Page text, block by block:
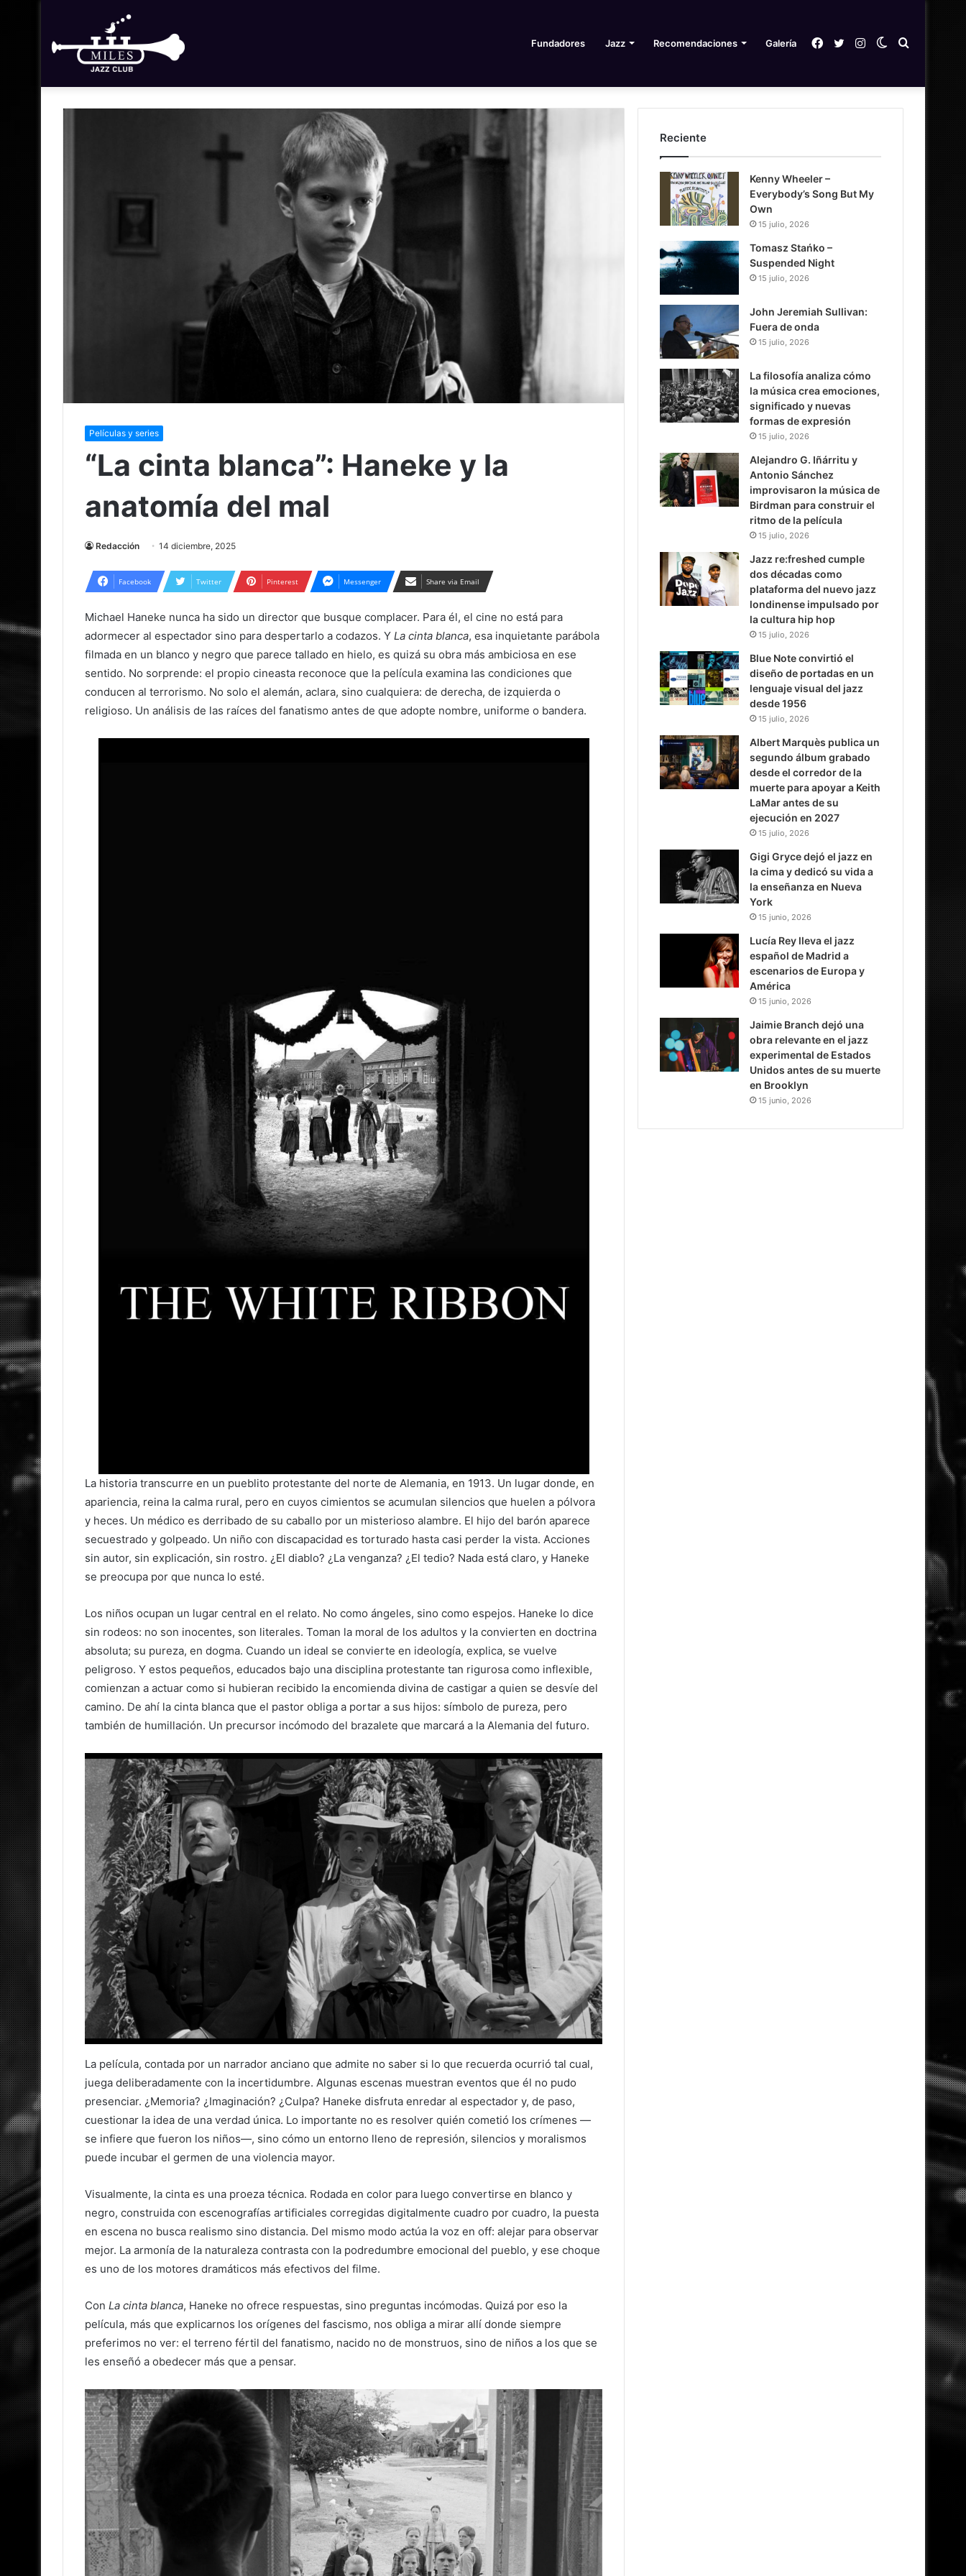
Fundadores Jazz Recomendaciones Galería Search
Switch
Instagram
Twitter
Facebook
Películas y series
“La cinta blanca”: Haneke y la
anatomía del mal
Redacción 14 diciembre, 2025
Facebook Twitter Pinterest Messenger Share via Email
Michael Haneke nunca ha sido un director que busque complacer. Para él, el cine no está para
adormecer al espectador sino para despertarlo a codazos. Y La cinta blanca, esa inquietante parábola
filmada en un blanco y negro que parece tallado en hielo, es quizá su obra más ambiciosa en ese
sentido. No sorprende: el propio cineasta reconoce que la película examina las condiciones que
conducen al terrorismo. No solo el alemán, aclara, sino cualquiera: de derecha, de izquierda o
religioso. Un análisis de las raíces del fanatismo antes de que adopte nombre, uniforme o bandera.
La historia transcurre en un pueblito protestante del norte de Alemania, en 1913. Un lugar donde, en
apariencia, reina la calma rural, pero en cuyos cimientos se acumulan silencios que huelen a pólvora
y heces. Un médico es derribado de su caballo por un misterioso alambre. El hijo del barón aparece
secuestrado y golpeado. Un niño con discapacidad es torturado hasta casi perder la vista. Acciones
sin autor, sin explicación, sin rostro. ¿El diablo? ¿La venganza? ¿El tedio? Nada está claro, y Haneke
se preocupa por que nunca lo esté.
Los niños ocupan un lugar central en el relato. No como ángeles, sino como espejos. Haneke lo dice
sin rodeos: no son inocentes, son literales. Toman la moral de los adultos y la convierten en doctrina
absoluta; su pureza, en dogma. Cuando un ideal se convierte en ideología, explica, se vuelve
peligroso. Y estos pequeños, educados bajo una disciplina protestante tan rigurosa como inflexible,
comienzan a actuar como si hubieran recibido la encomienda divina de castigar a quien se desvíe del
camino. De ahí la cinta blanca que el pastor obliga a portar a sus hijos: símbolo de pureza, pero
también de humillación. Un precursor incómodo del brazalete que marcará a la Alemania del futuro.
La película, contada por un narrador anciano que admite no saber si lo que recuerda ocurrió tal cual,
juega deliberadamente con la incertidumbre. Algunas escenas muestran eventos que él no pudo
presenciar. ¿Memoria? ¿Imaginación? ¿Culpa? Haneke disfruta enredar al espectador y, de paso,
cuestionar la idea de una verdad única. Lo importante no es resolver quién cometió los crímenes —
se infiere que fueron los niños—, sino cómo un entorno lleno de represión, silencios y moralismos
puede incubar el germen de una violencia mayor.
Visualmente, la cinta es una proeza técnica. Rodada en color para luego convertirse en blanco y
negro, construida con escenografías artificiales corregidas digitalmente cuadro por cuadro, la puesta
en escena no busca realismo sino distancia. Del mismo modo actúa la voz en off: alejar para observar
mejor. La armonía de la naturaleza contrasta con la podredumbre emocional del pueblo, y ese choque
es uno de los motores dramáticos más efectivos del filme.
Con La cinta blanca, Haneke no ofrece respuestas, sino preguntas incómodas. Quizá por eso la
película, más que explicarnos los orígenes del fascismo, nos obliga a mirar allí donde siempre
preferimos no ver: el terreno fértil del fanatismo, nacido no de monstruos, sino de niños a los que se
les enseñó a obedecer más que a pensar.
Reciente
Kenny Wheeler –
Everybody’s Song But My
Own
15 julio, 2026
Tomasz Stańko –
Suspended Night
15 julio, 2026
John Jeremiah Sullivan:
Fuera de onda
15 julio, 2026
La filosofía analiza cómo
la música crea emociones,
significado y nuevas
formas de expresión
15 julio, 2026
Alejandro G. Iñárritu y
Antonio Sánchez
improvisaron la música de
Birdman para construir el
ritmo de la película
15 julio, 2026
Jazz re:freshed cumple
dos décadas como
plataforma del nuevo jazz
londinense impulsado por
la cultura hip hop
15 julio, 2026
Blue Note convirtió el
diseño de portadas en un
lenguaje visual del jazz
desde 1956
15 julio, 2026
Albert Marquès publica un
segundo álbum grabado
desde el corredor de la
muerte para apoyar a Keith
LaMar antes de su
ejecución en 2027
15 julio, 2026
Gigi Gryce dejó el jazz en
la cima y dedicó su vida a
la enseñanza en Nueva
York
15 junio, 2026
Lucía Rey lleva el jazz
español de Madrid a
escenarios de Europa y
América
15 junio, 2026
Jaimie Branch dejó una
obra relevante en el jazz
experimental de Estados
Unidos antes de su muerte
en Brooklyn
15 junio, 2026